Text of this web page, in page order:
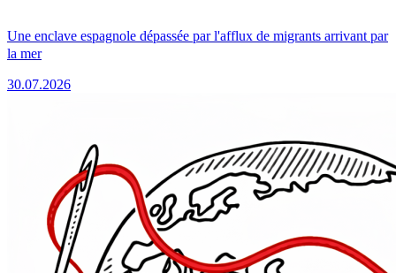
Une enclave espagnole dépassée par l'afflux de migrants arrivant par
la mer
30.07.2026